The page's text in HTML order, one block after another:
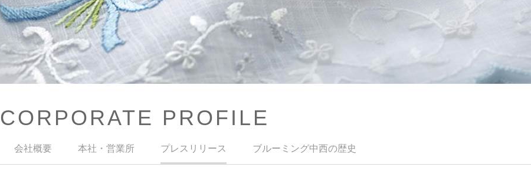
CORPORATE PROFILE
会社概要 本社・営業所 プレスリリース ブルーミング中西の歴史